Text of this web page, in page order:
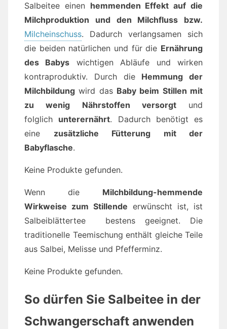
Salbeitee einen hemmenden Effekt auf die
Milchproduktion und den Milchfluss bzw.
Milcheinschuss. Dadurch verlangsamen sich
die beiden natürlichen und für die Ernährung
des Babys wichtigen Abläufe und wirken
kontraproduktiv. Durch die Hemmung der
Milchbildung wird das Baby beim Stillen mit
zu wenig Nährstoffen versorgtund
folglich unterernährt. Dadurch benötigt es
eine zusätzliche Fütterung mit der
Babyflasche.
Keine Produkte gefunden.
Wenn die Milchbildung-hemmende
Wirkweise zum Stillende erwünscht ist, ist
Salbeiblättertee bestens geeignet. Die
traditionelle Teemischung enthält gleiche Teile
aus Salbei, Melisse und Pfefferminz.
Keine Produkte gefunden.
So dürfen Sie Salbeitee in der
Schwangerschaft anwenden